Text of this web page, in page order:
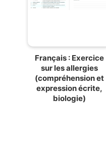
Français : Exercice
sur les allergies
(compréhension et
expression écrite,
biologie)